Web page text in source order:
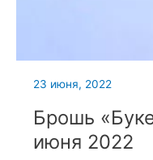
23 июня, 2022
Брошь
июня 2022